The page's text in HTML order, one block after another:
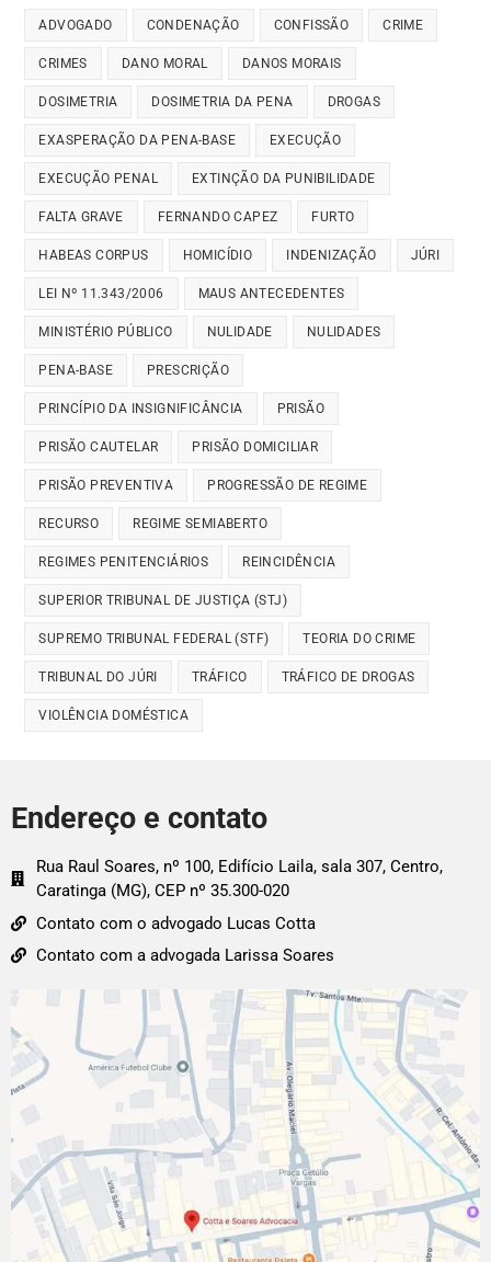
ADVOGADO CONDENAÇÃO CONFISSÃO CRIME
CRIMES DANO MORAL DANOS MORAIS
DOSIMETRIA DOSIMETRIA DA PENA DROGAS
EXASPERAÇÃO DA PENA-BASE EXECUÇÃO
EXECUÇÃO PENAL EXTINÇÃO DA PUNIBILIDADE
FALTA GRAVE FERNANDO CAPEZ FURTO
HABEAS CORPUS HOMICÍDIO INDENIZAÇÃO JÚRI
LEI Nº 11.343/2006 MAUS ANTECEDENTES
MINISTÉRIO PÚBLICO NULIDADE NULIDADES
PENA-BASE PRESCRIÇÃO
PRINCÍPIO DA INSIGNIFICÂNCIA PRISÃO
PRISÃO CAUTELAR PRISÃO DOMICILIAR
PRISÃO PREVENTIVA PROGRESSÃO DE REGIME
RECURSO REGIME SEMIABERTO
REGIMES PENITENCIÁRIOS REINCIDÊNCIA
SUPERIOR TRIBUNAL DE JUSTIÇA (STJ)
SUPREMO TRIBUNAL FEDERAL (STF) TEORIA DO CRIME
TRIBUNAL DO JÚRI TRÁFICO TRÁFICO DE DROGAS
VIOLÊNCIA DOMÉSTICA
Endereço e contato
Rua Raul Soares, nº 100, Edifício Laila, sala 307, Centro,
Caratinga (MG), CEP nº 35.300-020
Contato com o advogado Lucas Cotta
Contato com a advogada Larissa Soares